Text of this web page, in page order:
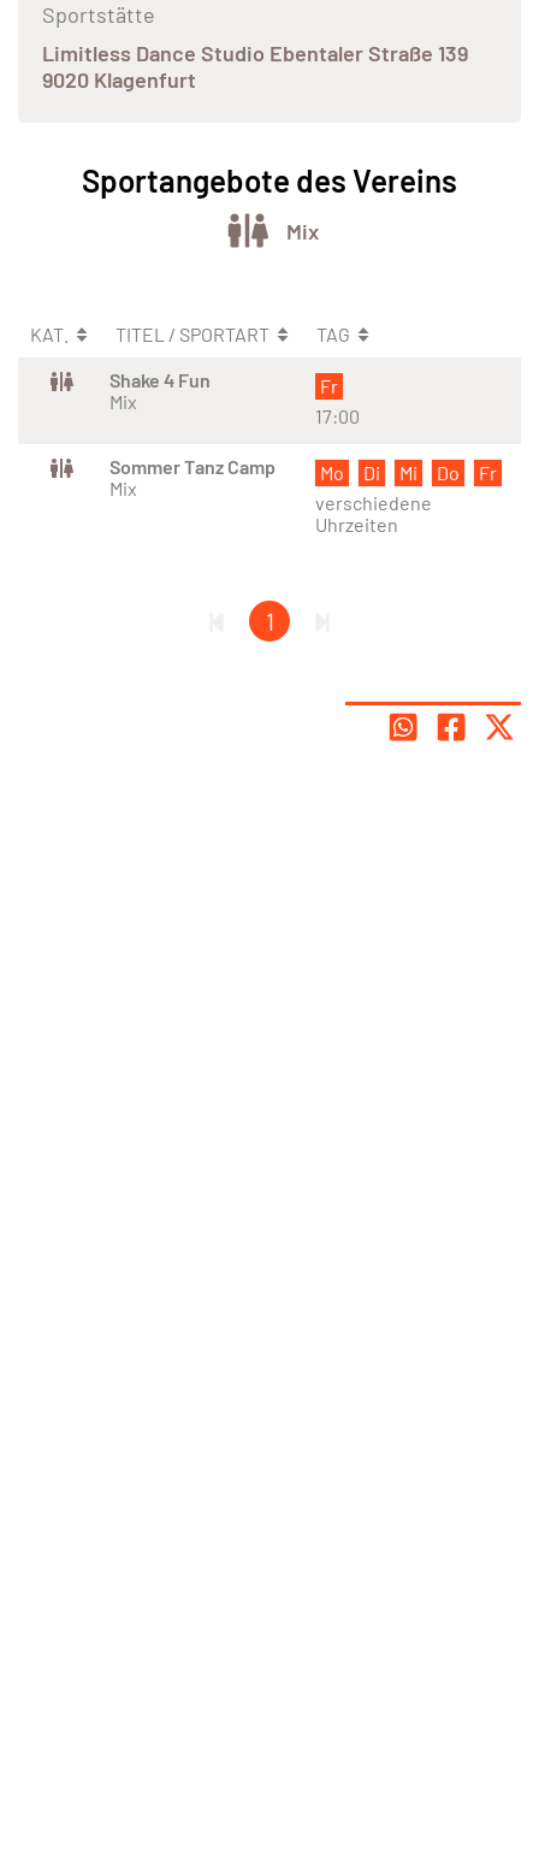
Sportstätte
Limitless Dance Studio Ebentaler Straße 139
9020 Klagenfurt
Sportangebote des Vereins
Mix
KAT. TITEL / SPORTART
TAG
Shake 4 Fun
Mix
Fr
17:00
Sommer Tanz Camp
Mix
Mo Di Mi Do
Fr
verschiedene
Uhrzeiten
1